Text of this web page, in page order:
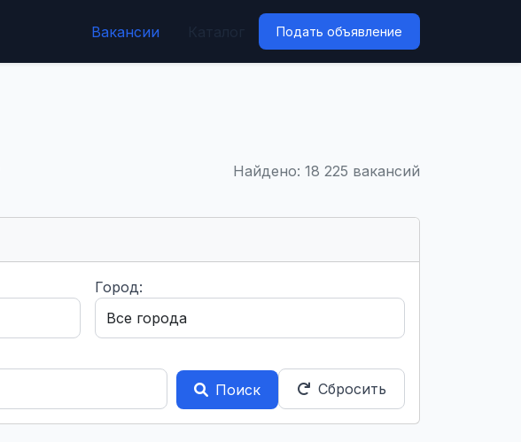
Вакансии Подать объявление
Найдено: 18 225 вакансий
Город:
Поиск
Сбросить